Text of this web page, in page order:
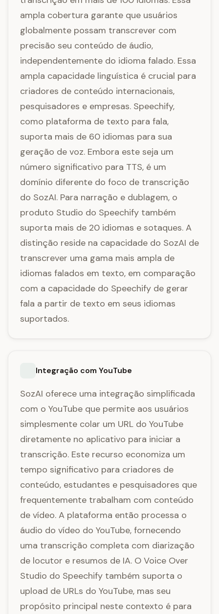
ampla cobertura garante que usuários
globalmente possam transcrever com
precisão seu conteúdo de áudio,
independentemente do idioma falado. Essa
ampla capacidade linguística é crucial para
criadores de conteúdo internacionais,
pesquisadores e empresas. Speechify,
como plataforma de texto para fala,
suporta mais de 60 idiomas para sua
geração de voz. Embora este seja um
número significativo para TTS, é um
domínio diferente do foco de transcrição
do SozAI. Para narração e dublagem, o
produto Studio do Speechify também
suporta mais de 20 idiomas e sotaques. A
distinção reside na capacidade do SozAI de
transcrever uma gama mais ampla de
idiomas falados em texto, em comparação
com a capacidade do Speechify de gerar
fala a partir de texto em seus idiomas
suportados.
Integração com YouTube
SozAI oferece uma integração simplificada
com o YouTube que permite aos usuários
simplesmente colar um URL do YouTube
diretamente no aplicativo para iniciar a
transcrição. Este recurso economiza um
tempo significativo para criadores de
conteúdo, estudantes e pesquisadores que
frequentemente trabalham com conteúdo
de vídeo. A plataforma então processa o
áudio do vídeo do YouTube, fornecendo
uma transcrição completa com diarização
de locutor e resumos de IA. O Voice Over
Studio do Speechify também suporta o
upload de URLs do YouTube, mas seu
propósito principal neste contexto é para